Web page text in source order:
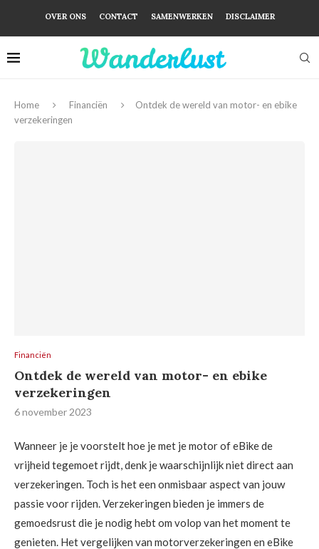
OVER ONS CONTACT SAMENWERKEN DISCLAIMER
Home Financiën
Ontdek de wereld van motor- en ebike
verzekeringen
Financiën
Ontdek de wereld van motor- en ebike
verzekeringen
6 november 2023
Wanneer je je voorstelt hoe je met je motor of eBike de
vrijheid tegemoet rijdt, denk je waarschijnlijk niet direct aan
verzekeringen. Toch is het een onmisbaar aspect van jouw
passie voor rijden. Verzekeringen bieden je immers de
gemoedsrust die je nodig hebt om volop van het moment te
genieten. Het vergelijken van motorverzekeringen en eBike